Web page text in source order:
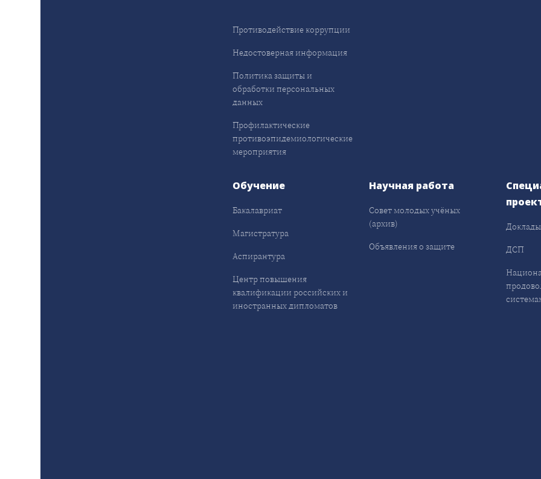
Противодействие коррупции
Недостоверная информация
Политика защиты и
обработки персональных
данных
Профилактические
противоэпидемиологические
мероприятия
Обучение
Бакалавриат
Магистратура
Аспирантура
Центр повышения
квалификации российских и
иностранных дипломатов
Научная работа
Совет молодых учёных
(архив)
Объявления о защите
Доклады
ДСП